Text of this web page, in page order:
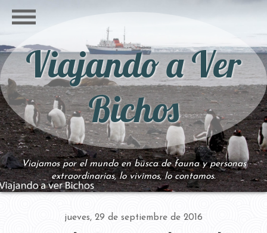
Viajando a Ver
Bichos
Viajamos por el mundo en busca de fauna y personas
extraordinarias, lo vivimos, lo contamos.
jueves, 29 de septiembre de 2016